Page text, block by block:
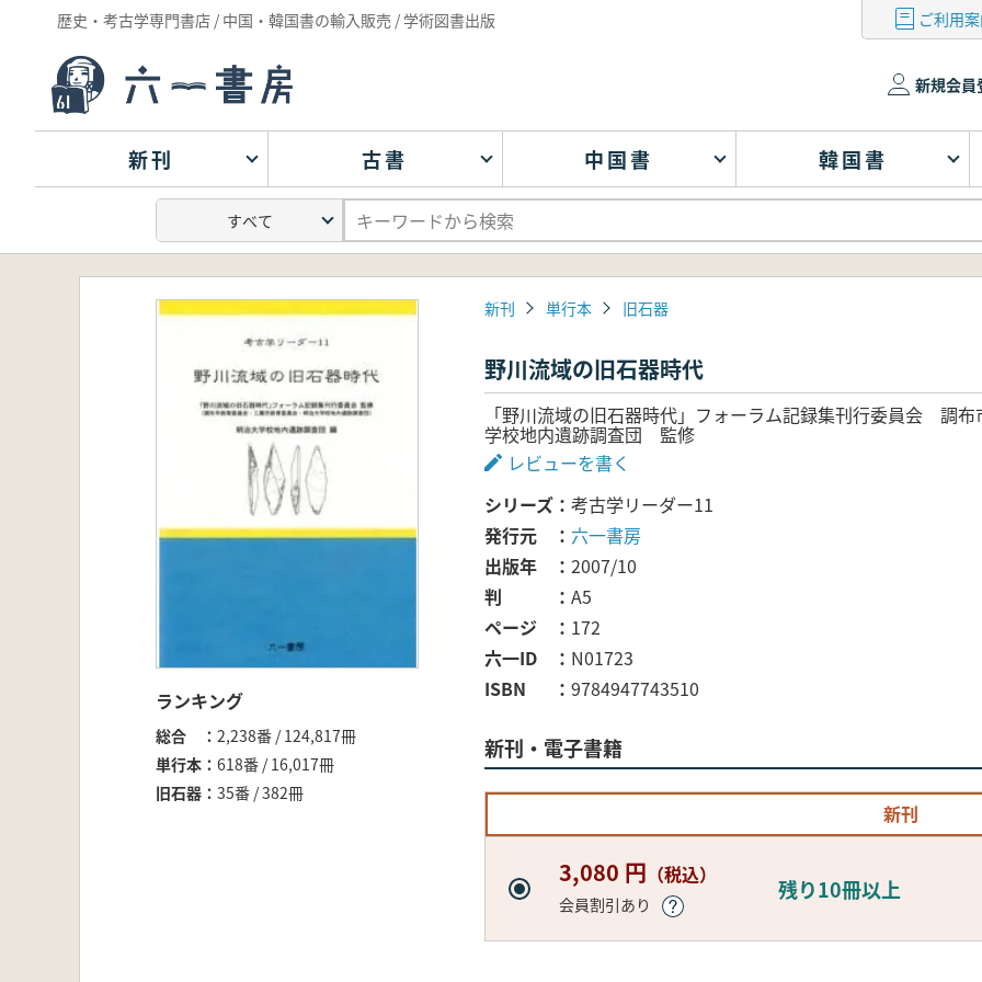
歴史・考古学専門書店 / 中国・韓国書の輸入販売 / 学術図書出版 ご利用
新規会員
新刊 古書 中国書 韓国書
ランキング
総合
2,238番 / 124,817冊
単行本
618番 / 16,017冊
旧石器
35番 / 382冊
新刊 単行本 旧石器
野川流域の旧石器時代
「野川流域の旧石器時代」フォーラム記録集刊行委員会 調
学校地内遺跡調査団 監修
レビューを書く
シリーズ
考古学リーダー11
発行元
六一書房
出版年
2007/10
判
A5
ページ
172
六一ID
N01723
ISBN
9784947743510
新刊・電子書籍
新刊
3,080 円 （税込）
会員割引あり
残り10冊以上